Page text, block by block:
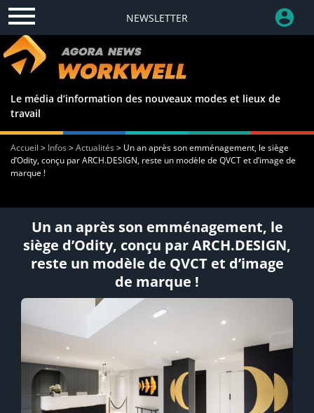
NEWSLETTER
Le média d’information des nouveaux modes et lieux de
travail
Accueil > Infos>Actualités> Un an après son emménagement, le siège
d’Odity, conçu par ARCH.DESIGN, reste un modèle de QVCT et d’image de
marque !
Un an après son emménagement, le
siège d’Odity, conçu par ARCH.DESIGN,
reste un modèle de QVCT et d’image
de marque !